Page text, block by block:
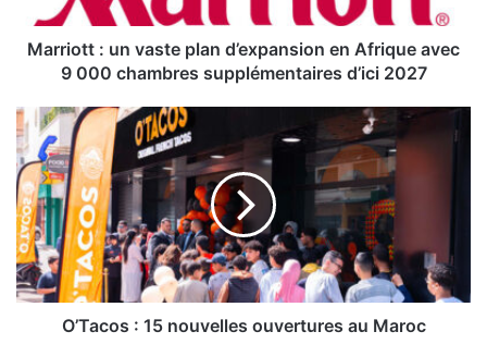
000
chambres
d’ici
2027
Marriott : un vaste plan d’expansion en Afrique avec
9 000 chambres supplémentaires d’ici 2027
O’Tacos
:
15
nouvelles
ouvertures
au
Maroc
O’Tacos : 15 nouvelles ouvertures au Maroc